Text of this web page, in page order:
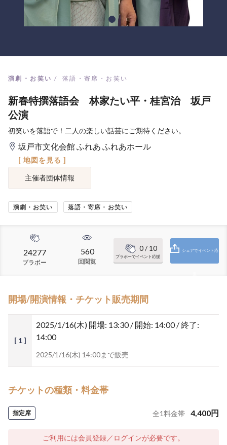
演劇・お笑い 落語・寄席・お笑い
新春特撰落語会 林家たい平・桂宮治 坂戸
公演
初笑いを落語で！二人の楽しい話芸にご期待ください。
坂戸市文化会館 ふれあ ふれあホール
[ 地図を見る ]
主催者団体情報
演劇・お笑い 落語・寄席・お笑い
24277
ブラボー
560
回閲覧
0/ 10
ブラボーでイベント応援
シェアでイベント応
開場/開演情報・チケット販売期間
[ 1 ]
2025/1/16(木) 開場: 13:30 / 開始: 14:00 / 終了:
14:00
2025/1/16(木) 14:00まで販売
チケットの種類・料金帯
指定席 全1料金帯 4,400円
ご利用には会員登録／ログインが必要です。